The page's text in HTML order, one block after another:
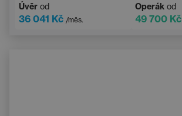
Úvěr od
36 041 Kč /měs.
Operák od
49 700 Kč